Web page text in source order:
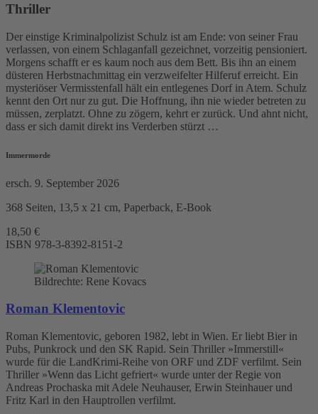
Thriller
Der einstige Kriminalpolizist Schulz ist am Ende: von seiner Frau
verlassen, von einem Schlaganfall gezeichnet, vorzeitig pensioniert.
Morgens schafft er es kaum noch aus dem Bett. Bis ihn an einem
düsteren Herbstnachmittag ein verzweifelter Hilferuf erreicht. Ein
mysteriöser Vermisstenfall hält ein entlegenes Dorf in Atem. Schulz
kennt den Ort nur zu gut. Die Hoffnung, ihn nie wieder betreten zu
müssen, zerplatzt. Ohne zu zögern, kehrt er zurück. Und ahnt nicht,
dass er sich damit direkt ins Verderben stürzt …
Immermorde
ersch. 9. September 2026
368 Seiten, 13,5 x 21 cm, Paperback, E-Book
18,50 €
ISBN 978-3-8392-8151-2
Bildrechte: Rene Kovacs
Roman Klementovic
Roman Klementovic, geboren 1982, lebt in Wien. Er liebt Bier in
Pubs, Punkrock und den SK Rapid. Sein Thriller »Immerstill«
wurde für die LandKrimi-Reihe von ORF und ZDF verfilmt. Sein
Thriller »Wenn das Licht gefriert« wurde unter der Regie von
Andreas Prochaska mit Adele Neuhauser, Erwin Steinhauer und
Fritz Karl in den Hauptrollen verfilmt.